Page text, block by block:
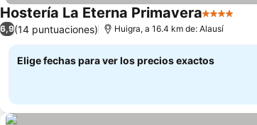
Hostería La Eterna Primavera4 Estrellas
6,9(14 puntuaciones) Huigra, a 16.4 km de: Alausí
Elige fechas para ver los precios exactos